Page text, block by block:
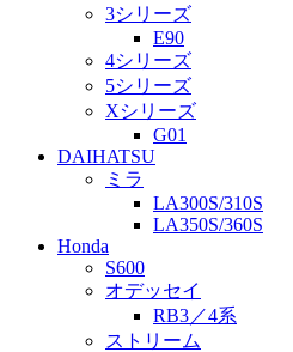
3シリーズ
E90
4シリーズ
5シリーズ
Xシリーズ
G01
DAIHATSU
ミラ
LA300S/310S
LA350S/360S
Honda
S600
オデッセイ
RB3／4系
ストリーム